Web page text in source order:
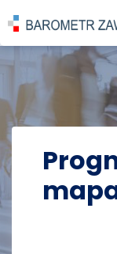
POWRÓT DO